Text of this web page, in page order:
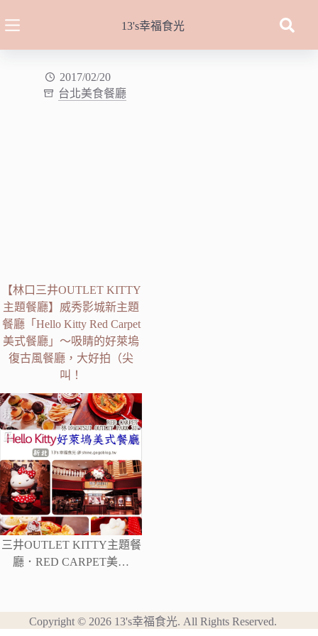
至
13's幸福食光
2017/02/20
台北美食餐廳
【林口三井OUTLET KITTY
主題餐廳】威秀影城新主題
餐廳「Hello Kitty Red Carpet
美式餐廳」～吸睛的好萊塢
復古風餐廳，大好拍（尖
叫！
三井OUTLET KITTY主題餐
廳．RED CARPET美…
Copyright © 2026 13's幸福食光. All Rights Reserved.